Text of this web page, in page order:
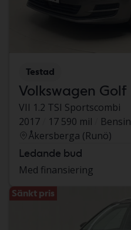
Testad
Volkswagen Golf
VII 1.2 TSI Sportscombi
2017
17 590 mil
Bensin
Åkersberga (Runö)
Ledande bud
Med finansiering
Sänkt pris